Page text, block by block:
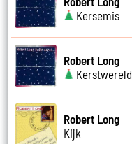
Kersemis
Robert Long
Kerstwereld
Robert Long
Kijk